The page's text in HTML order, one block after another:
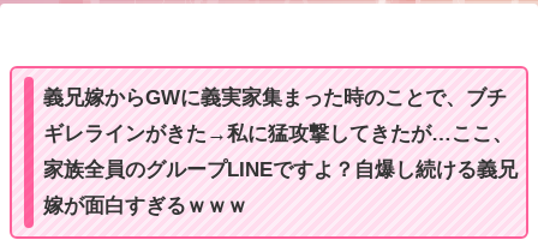
義兄嫁からGWに義実家集まった時のことで、ブチ
ギレラインがきた→私に猛攻撃してきたが…ここ、
家族全員のグループLINEですよ？自爆し続ける義兄
嫁が面白すぎるｗｗｗ